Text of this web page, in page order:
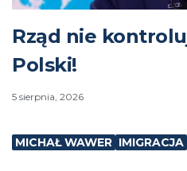
Rząd nie
Polski!
5 sierpnia, 2026
MICHAŁ WAWER IMIGRACJA